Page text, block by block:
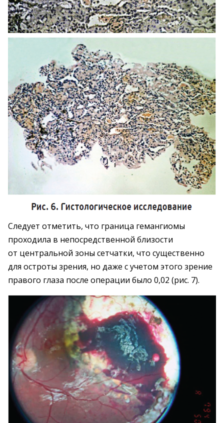
Следует отметить, что граница гемангиомы
проходила в непосредственной близости
от центральной зоны сетчатки, что существенно
для остроты зрения, но даже с учетом этого зрение
правого глаза после операции было 0,02 (рис. 7).